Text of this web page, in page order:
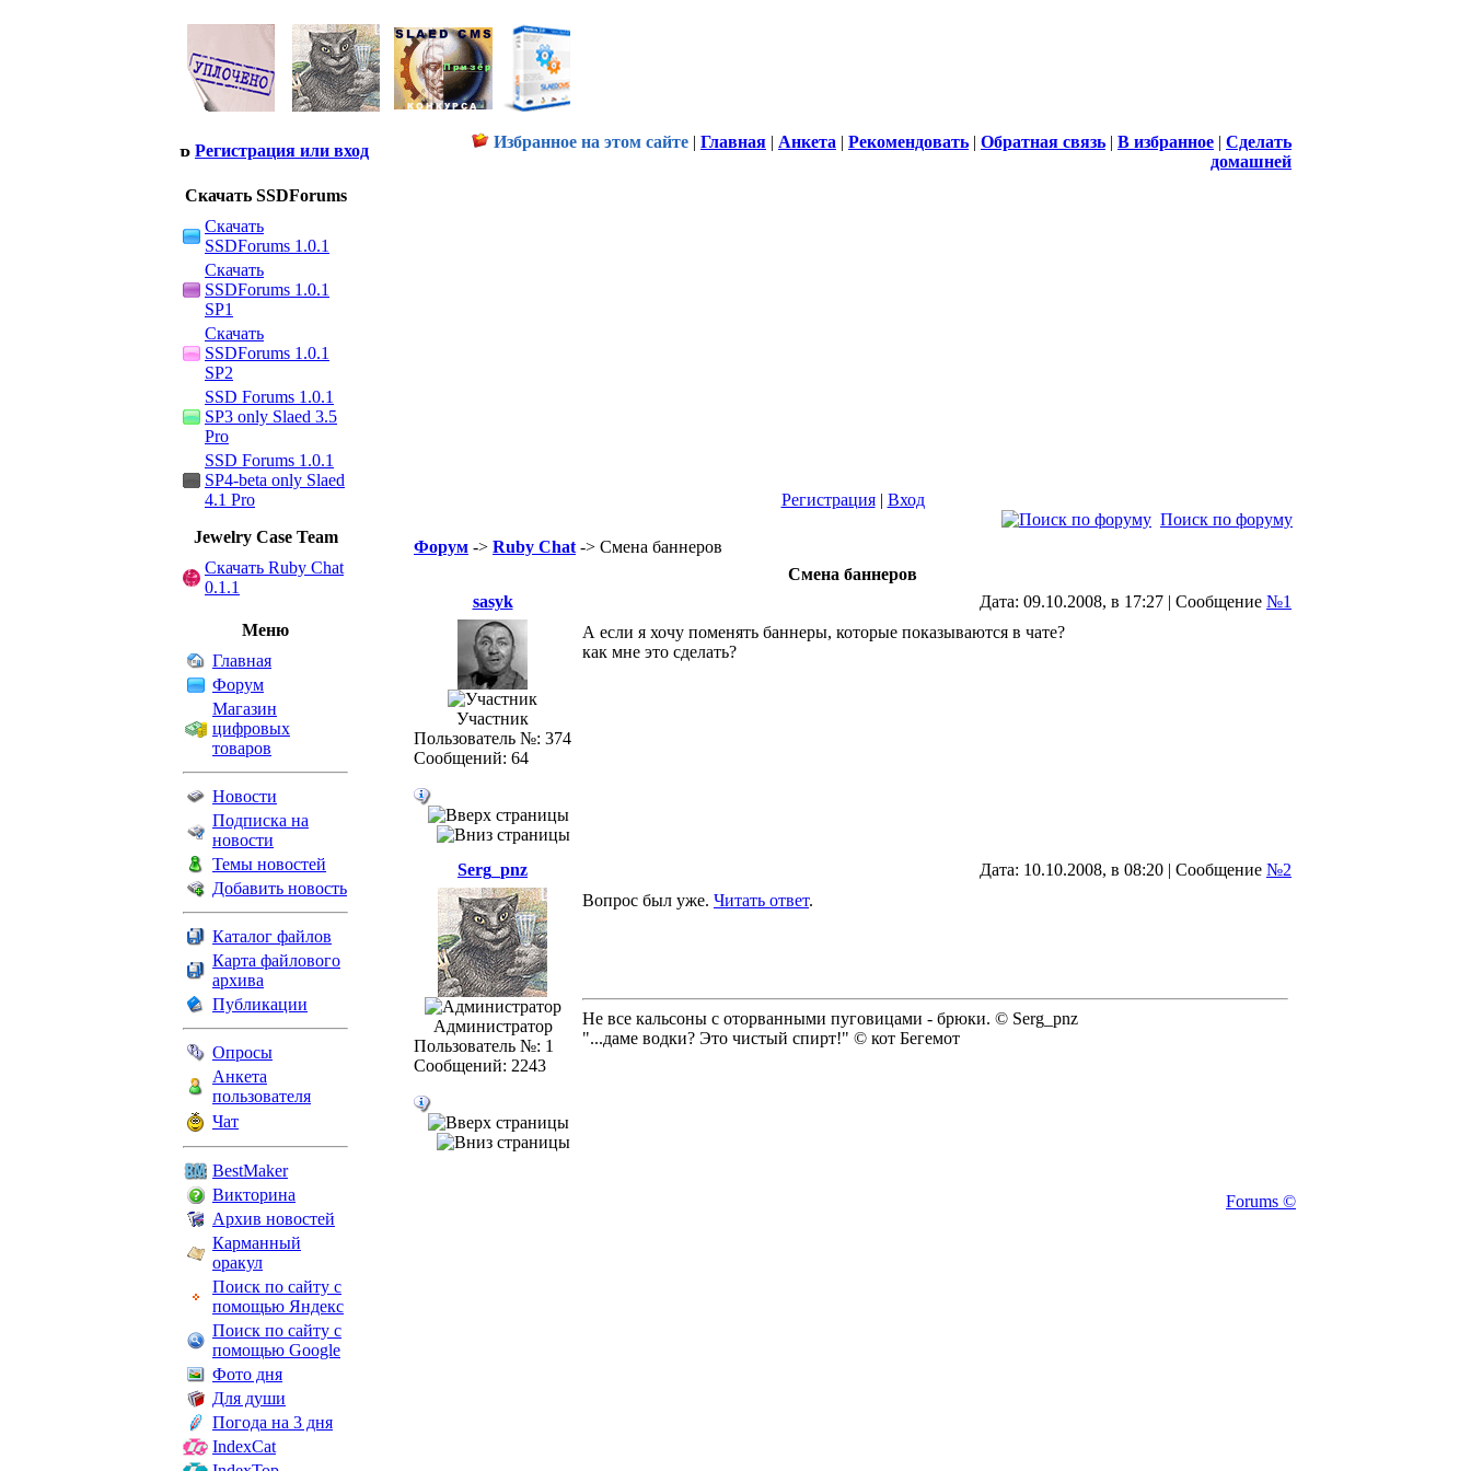
Регистрация или вход Избранное на этом сайте | Главная | Анкета | Рекомендовать | Обратная связь | В избранное | Сделать
домашней
Скачать SSDForums
Скачать
SSDForums 1.0.1
Скачать
SSDForums 1.0.1
SP1
Скачать
SSDForums 1.0.1
SP2
SSD Forums 1.0.1
SP3 only Slaed 3.5
Pro
SSD Forums 1.0.1
SP4-beta only Slaed
4.1 Pro
Jewelry Сase Team
Скачать Ruby Chat
0.1.1
Меню
Главная
Форум
Магазин
цифровых
товаров
Новости
Подписка на
новости
Темы новостей
Добавить новость
Каталог файлов
Карта файлового
архива
Публикации
Опросы
Анкета
пользователя
Чат
BestMaker
Викторина
Архив новостей
Карманный
оракул
Поиск по сайту с
помощью Яндекс
Поиск по сайту с
помощью Google
Фото дня
Для души
Погода на 3 дня
IndexCat
Регистрация| Вход
Поиск по форуму
Форум -> Ruby Chat -> Смена баннеров
Смена баннеров
sasyk
Дата: 09.10.2008, в 17:27 | Сообщение №1
Участник
Пользователь №: 374
Сообщений: 64
А если я хочу поменять баннеры, которые показываются в чате?
как мне это сделать?
Serg_pnz Дата: 10.10.2008, в 08:20 | Сообщение №2
Администратор
Пользователь №: 1
Сообщений: 2243
Вопрос был уже. Читать ответ.
Не все кальсоны с оторванными пуговицами - брюки. © Serg_pnz
"...даме водки? Это чистый спирт!" © кот Бегемот
Forums ©